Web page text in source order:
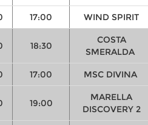
17:00 WIND SPIRIT
18:30
COSTA
SMERALDA
17:00 MSC DIVINA
19:00
MARELLA
DISCOVERY 2